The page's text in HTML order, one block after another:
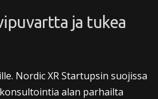
ja tukea
Nordic XR Startupsin suojissa
alan parhailta